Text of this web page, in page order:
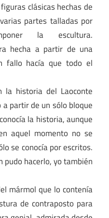
clásicas hechas de
partes talladas por
la escultura.
hecha a partir de una
fallo hacía que todo el
la historia del Laoconte
partir de un sólo bloque
la historia, aunque
aquel momento no se
se conocía por escritos.
pudo hacerlo, yo también
mármol que lo contenía
de contraposto para